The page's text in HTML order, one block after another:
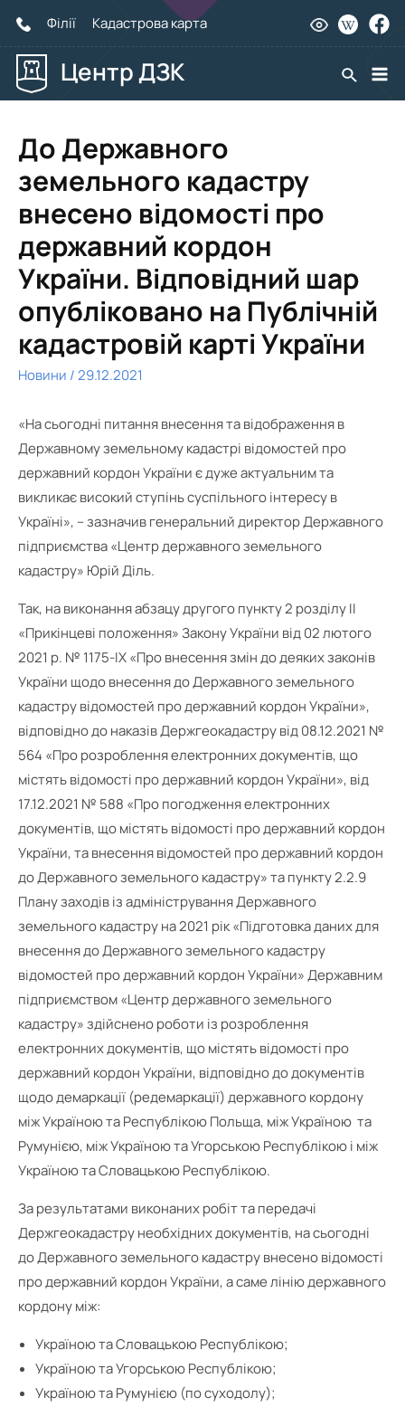
Філії Кадастрова карта
Центр ДЗК Пошук
До Державного
земельного кадастру
внесено відомості про
державний кордон
України. Відповідний шар
опубліковано на Публічній
кадастровій карті України
Новини /29.12.2021
«На сьогодні питання внесення та відображення в
Державному земельному кадастрі відомостей про
державний кордон України є дуже актуальним та
викликає високий ступінь суспільного інтересу в
Україні», – зазначив генеральний директор Державного
підприємства «Центр державного земельного
кадастру» Юрій Діль.
Так, на виконання абзацу другого пункту 2 розділу ІІ
«Прикінцеві положення» Закону України від 02 лютого
2021 р. № 1175-ІХ «Про внесення змін до деяких законів
України щодо внесення до Державного земельного
кадастру відомостей про державний кордон України»,
відповідно до наказів Держгеокадастру від 08.12.2021 №
564 «Про розроблення електронних документів, що
містять відомості про державний кордон України», від
17.12.2021 № 588 «Про погодження електронних
документів, що містять відомості про державний кордон
України, та внесення відомостей про державний кордон
до Державного земельного кадастру» та пункту 2.2.9
Плану заходів із адміністрування Державного
земельного кадастру на 2021 рік «Підготовка даних для
внесення до Державного земельного кадастру
відомостей про державний кордон України» Державним
підприємством «Центр державного земельного
кадастру» здійснено роботи із розроблення
електронних документів, що містять відомості про
державний кордон України, відповідно до документів
щодо демаркації (редемаркації) державного кордону
між Україною та Республікою Польща, між Україною та
Румунією, між Україною та Угорською Республікою і між
Україною та Словацькою Республікою.
За результатами виконаних робіт та передачі
Держгеокадастру необхідних документів, на сьогодні
до Державного земельного кадастру внесено відомості
про державний кордон України, а саме лінію державного
кордону між:
Україною та Словацькою Республікою;
Україною та Угорською Республікою;
Україною та Румунією (по суходолу);